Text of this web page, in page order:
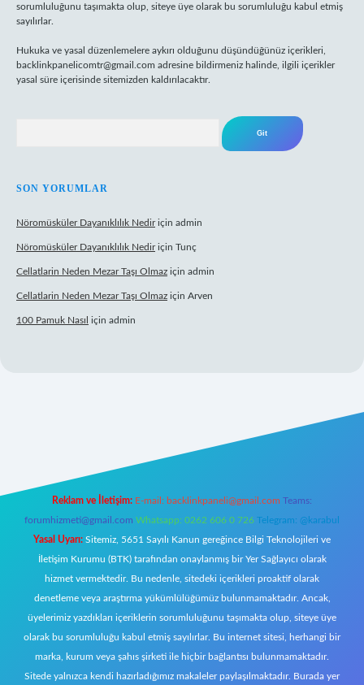
sorumluluğunu taşımakta olup, siteye üye olarak bu sorumluluğu kabul etmiş
sayılırlar.
Hukuka ve yasal düzenlemelere aykırı olduğunu düşündüğünüz içerikleri,
backlinkpanelicomtr@gmail.com adresine bildirmeniz halinde, ilgili içerikler
yasal süre içerisinde sitemizden kaldırılacaktır.
SON YORUMLAR
Nöromüsküler Dayanıklılık Nediriçin admin
Nöromüsküler Dayanıklılık Nediriçin Tunç
Cellatlarin Neden Mezar Taşı Olmaz için admin
Cellatlarin Neden Mezar Taşı Olmaz için Arven
100 Pamuk Nasıl için admin
Reklam ve İletişim: E-mail: backlinkpaneli@gmail.com Teams:
forumhizmeti@gmail.com Whatsapp: 0262 606 0 726 Telegram: @karabul
Yasal Uyarı: Sitemiz, 5651 Sayılı Kanun gereğince Bilgi Teknolojileri ve
İletişim Kurumu (BTK) tarafından onaylanmış bir Yer Sağlayıcı olarak
hizmet vermektedir. Bu nedenle, sitedeki içerikleri proaktif olarak
denetleme veya araştırma yükümlülüğümüz bulunmamaktadır. Ancak,
üyelerimiz yazdıkları içeriklerin sorumluluğunu taşımakta olup, siteye üye
olarak bu sorumluluğu kabul etmiş sayılırlar. Bu internet sitesi, herhangi bir
marka, kurum veya şahıs şirketi ile hiçbir bağlantısı bulunmamaktadır.
Sitede yalnızca kendi hazırladığımız makaleler paylaşılmaktadır. Burada yer